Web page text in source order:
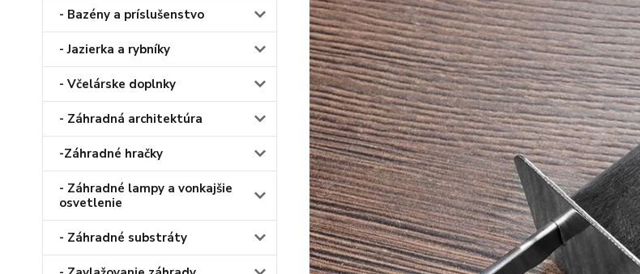
- Bazény a príslušenstvo
- Jazierka a rybníky
- Včelárske doplnky
- Záhradná architektúra
-Záhradné hračky
- Záhradné lampy a vonkajšie
osvetlenie
- Záhradné substráty